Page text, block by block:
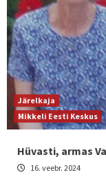
Järelkaja
Mikkeli Eesti Keskus
Hüvasti, armas
16. veebr. 2024